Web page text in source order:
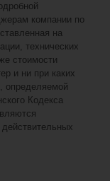
компании по
на
технических
стоимости
и ни при каких
определяемой
Кодекса